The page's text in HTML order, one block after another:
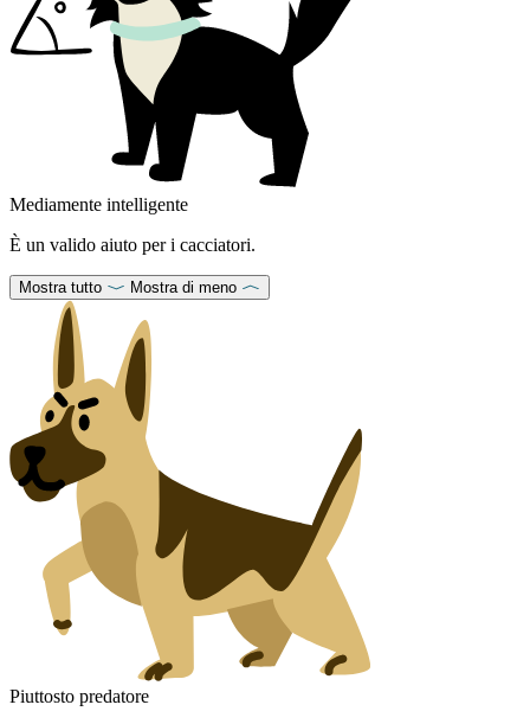
Mediamente intelligente
È un valido aiuto per i cacciatori.
Mostra tutto Mostra di meno
Piuttosto predatore